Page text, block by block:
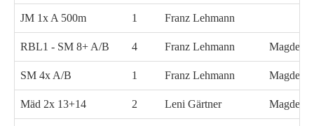
JM 1x A 500m 1 Franz Lehmann
RBL1 - SM 8+ A/B 4 Franz Lehmann
SM 4x A/B 1 Franz Lehmann
Mäd 2x 13+14 2 Leni Gärtner